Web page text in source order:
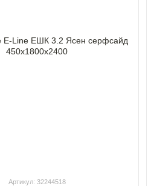
Артикул: 32244518